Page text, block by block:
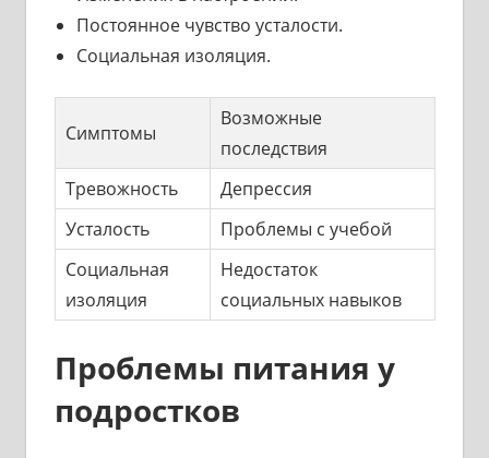
Постоянное чувство усталости.
Социальная изоляция.
Симптомы
Возможные
последствия
Тревожность
Депрессия
Усталость
Проблемы с учебой
Социальная
изоляция
Недостаток
социальных навыков
Проблемы питания у
подростков